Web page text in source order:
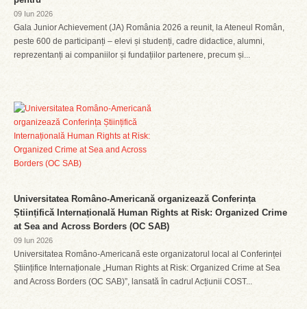
09 Iun 2026
Gala Junior Achievement (JA) România 2026 a reunit, la Ateneul Român,
peste 600 de participanți – elevi și studenți, cadre didactice, alumni,
reprezentanți ai companiilor și fundațiilor partenere, precum și...
Universitatea Româno-Americană organizează Conferința
Științifică Internațională Human Rights at Risk: Organized Crime
at Sea and Across Borders (OC SAB)
09 Iun 2026
Universitatea Româno-Americană este organizatorul local al Conferinței
Științifice Internaționale „Human Rights at Risk: Organized Crime at Sea
and Across Borders (OC SAB)”, lansată în cadrul Acțiunii COST...